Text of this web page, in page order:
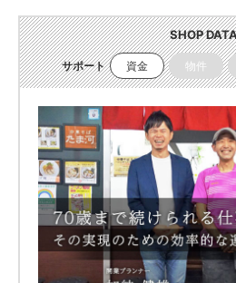
SHOP
サポート 資金 物件